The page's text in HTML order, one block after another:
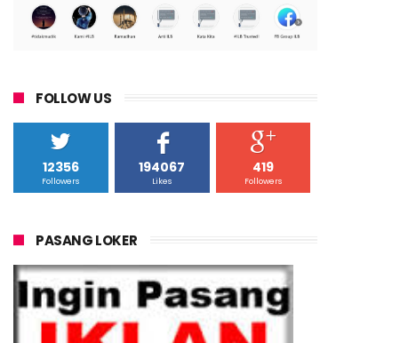
FOLLOW US
12356
Followers
194067
Likes
419
Followers
PASANG LOKER